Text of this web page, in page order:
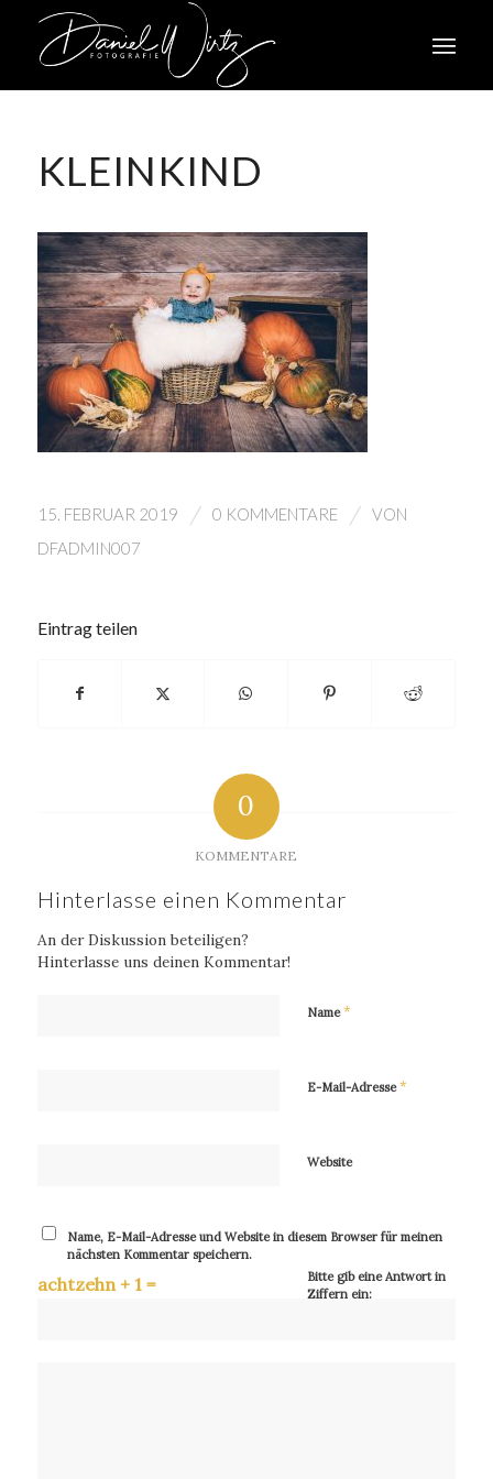
KLEINKIND
15. FEBRUAR 2019 / 0 KOMMENTARE / VON
DFADMIN007
Eintrag teilen
0
KOMMENTARE
Hinterlasse einen Kommentar
An der Diskussion beteiligen?
Hinterlasse uns deinen Kommentar!
Name*
E-Mail-Adresse*
Website
Name, E-Mail-Adresse und Website in diesem Browser für meinen
nächsten Kommentar speichern.
Bitte gib eine Antwort in
Ziffern ein:
achtzehn + 1 =